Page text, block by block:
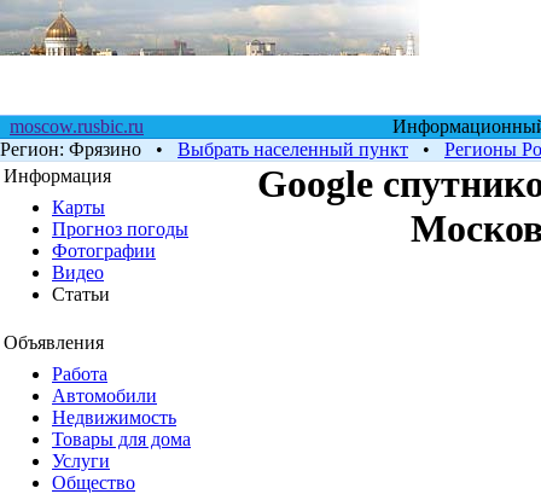
moscow.rusbic.ru
Информационный
Регион: Фрязино • Выбрать населенный пункт • Регионы
Информация
Карты
Прогноз погоды
Фотографии
Видео
Статьи
Объявления
Работа
Автомобили
Недвижимость
Товары для дома
Услуги
Общество
Google